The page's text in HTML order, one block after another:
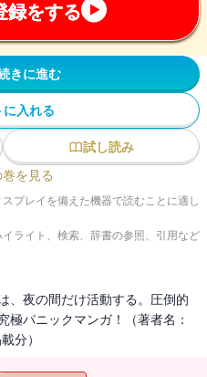
録をする
きに進む
に入れる
試し読み
を見る
プレイを備えた機器で読むことに適し
ライト、検索、辞書の参照、引用など
、夜の間だけ活動する。圧倒的
極パニックマンガ！（著者名：
分）